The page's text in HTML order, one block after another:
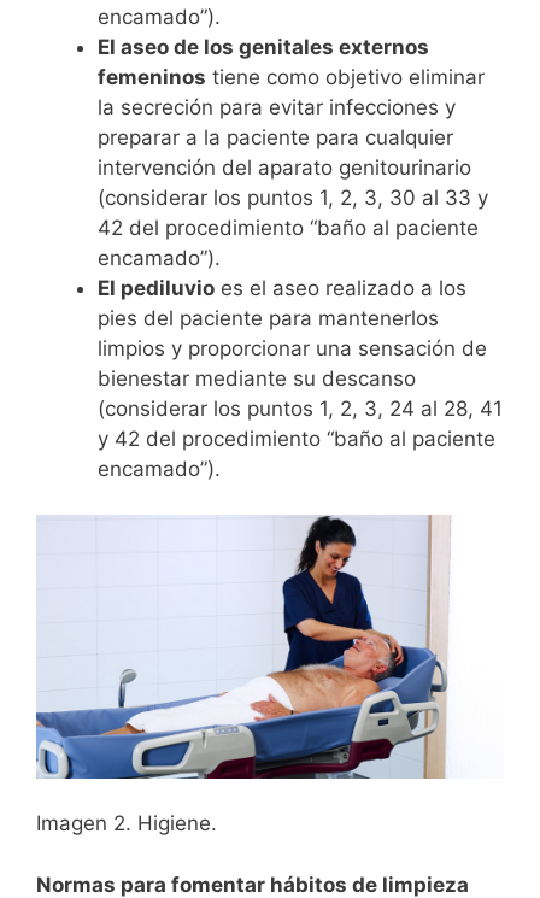
encamado”).
El aseo de los genitales externos
femeninos tiene como objetivo eliminar
la secreción para evitar infecciones y
preparar a la paciente para cualquier
intervención del aparato genitourinario
(considerar los puntos 1, 2, 3, 30 al 33 y
42 del procedimiento “baño al paciente
encamado”).
El pediluvio es el aseo realizado a los
pies del paciente para mantenerlos
limpios y proporcionar una sensación de
bienestar mediante su descanso
(considerar los puntos 1, 2, 3, 24 al 28, 41
y 42 del procedimiento “baño al paciente
encamado”).
Imagen 2. Higiene.
Normas para fomentar hábitos de limpieza